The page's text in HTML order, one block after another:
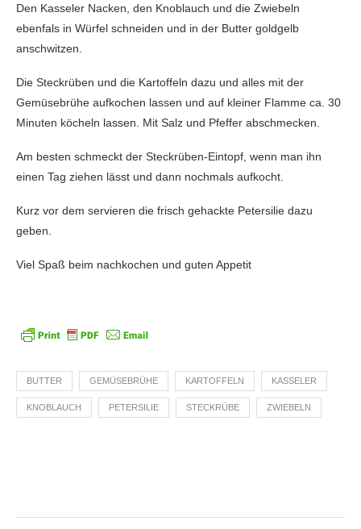
Den Kasseler Nacken, den Knoblauch und die Zwiebeln
ebenfals in Würfel schneiden und in der Butter goldgelb
anschwitzen.
Die Steckrüben und die Kartoffeln dazu und alles mit der
Gemüsebrühe aufkochen lassen und auf kleiner Flamme ca. 30
Minuten köcheln lassen. Mit Salz und Pfeffer abschmecken.
Am besten schmeckt der Steckrüben-Eintopf, wenn man ihn
einen Tag ziehen lässt und dann nochmals aufkocht.
Kurz vor dem servieren die frisch gehackte Petersilie dazu
geben.
Viel Spaß beim nachkochen und guten Appetit
BUTTER GEMÜSEBRÜHE KARTOFFELN KASSELER
KNOBLAUCH PETERSILIE STECKRÜBE ZWIEBELN